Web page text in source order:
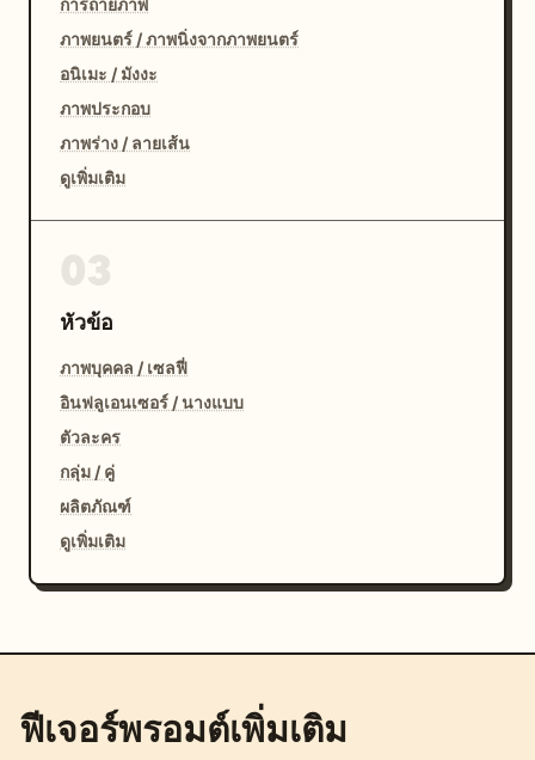
การถ่ายภาพ
ภาพยนตร์ / ภาพนิ่งจากภาพยนตร์
อนิเมะ / มังงะ
ภาพประกอบ
ภาพร่าง / ลายเส้น
ดูเพิ่มเติม
หัวข้อ
ภาพบุคคล / เซลฟี่
อินฟลูเอนเซอร์ / นางแบบ
ตัวละคร
กลุ่ม / คู่
ผลิตภัณฑ์
ดูเพิ่มเติม
ฟีเจอร์พรอมต์เพิ่มเติม